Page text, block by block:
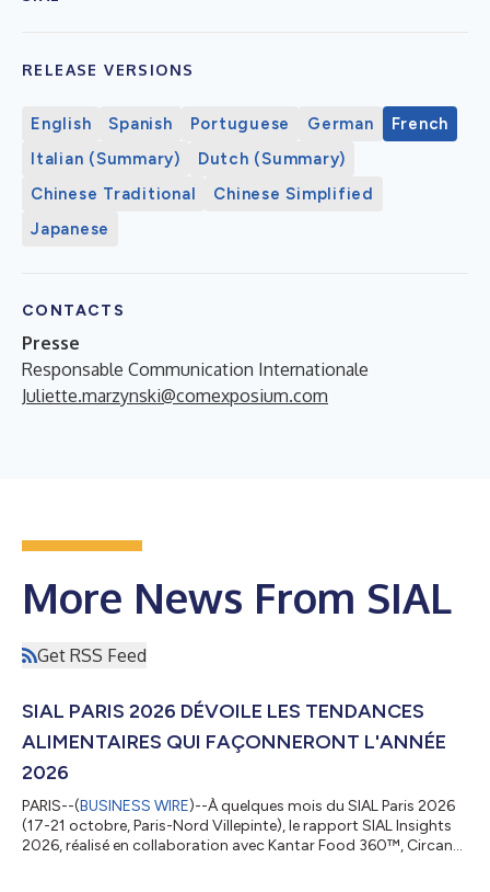
RELEASE VERSIONS
English Spanish Portuguese German
French
Italian (Summary)
Dutch (Summary)
Chinese Traditional
Chinese Simplified
Japanese
CONTACTS
Presse
Responsable Communication Internationale
Juliette.marzynski@comexposium.com
More News From SIAL
Get RSS Feed
SIAL PARIS 2026 DÉVOILE LES TENDANCES
ALIMENTAIRES QUI FAÇONNERONT L'ANNÉE
2026
PARIS--(BUSINESS WIRE)--À quelques mois du SIAL Paris 2026
(17-21 octobre, Paris-Nord Villepinte), le rapport SIAL Insights
2026, réalisé en collaboration avec Kantar Food 360™, Circana